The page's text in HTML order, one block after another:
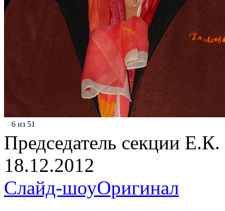
6 из 51
Председатель секции
18.12.2012
Слайд-шоуОригинал